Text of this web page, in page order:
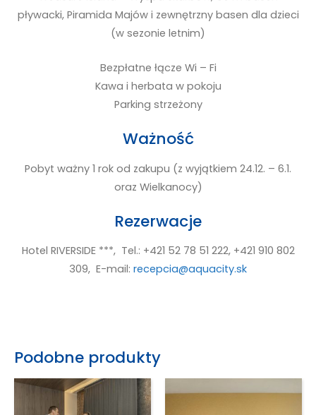
pływacki, Piramida Majów i zewnętrzny basen dla dzieci
(w sezonie letnim)
Bezpłatne łącze Wi – Fi
Kawa i herbata w pokoju
Parking strzeżony
Ważność
Pobyt ważny 1 rok od zakupu (z wyjątkiem 24.12. – 6.1.
oraz Wielkanocy)
Rezerwacje
Hotel RIVERSIDE ***, Tel.: +421 52 78 51 222, +421 910 802
309, E-mail: recepcia@aquacity.sk
Podobne produkty